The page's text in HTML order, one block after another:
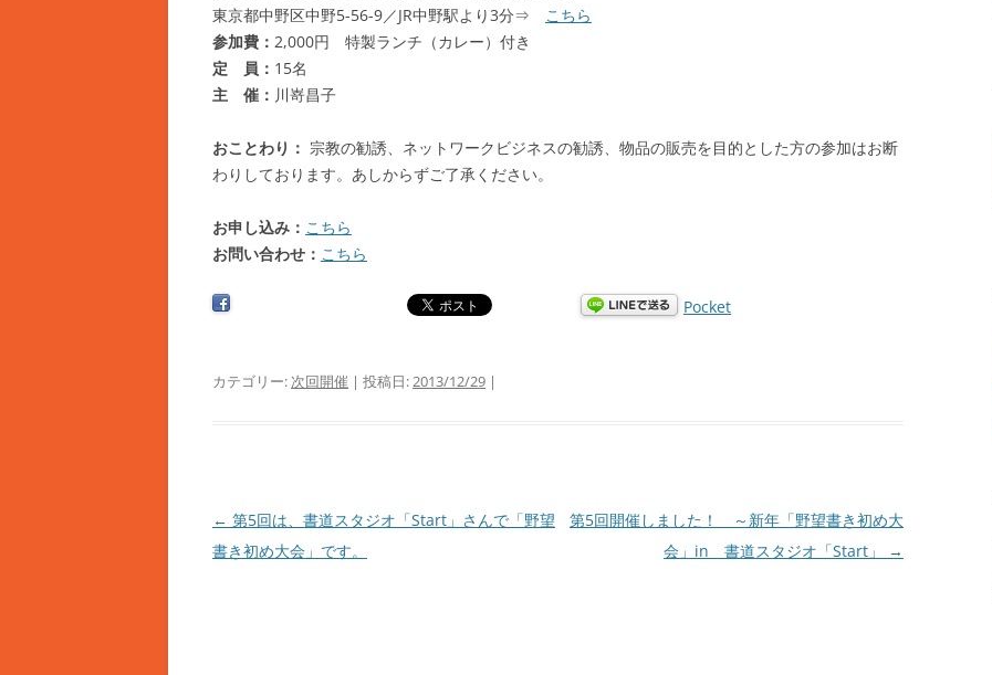
東京都中野区中野5-56-9／JR中野駅より3分⇒
こちら
参加費： 2,000円 特製ランチ（カレー）付き
定 員： 15名
主 催： 川嵜昌子
おことわり： 宗教の勧誘、ネットワークビジネスの勧誘、物品の販売を目的とした方の参加はお断
わりしております。あしからずご了承ください。
お申し込み： こちら
お問い合わせ： こちら
Pocket
カテゴリー: 次回開催 | 投稿日:2013/12/29 |
投
稿
← 第5回は、書道スタジオ「Start」さんで「野望
書き初め大会」です。
第5回開催しました！ ～新年「野望書き初め大
会」in 書道スタジオ「Start」
→